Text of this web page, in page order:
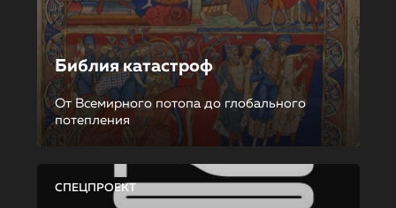
Библия катастроф
От Всемирного потопа до глобального
потепления
СПЕЦПРОЕКТ